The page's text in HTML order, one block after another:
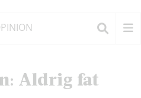
Aldrig fat